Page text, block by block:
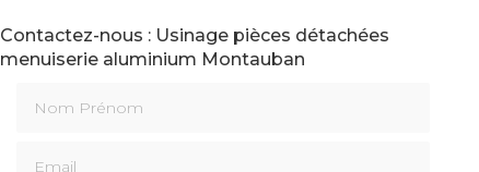
Contactez-nous : Usinage pièces détachées
menuiserie aluminium Montauban